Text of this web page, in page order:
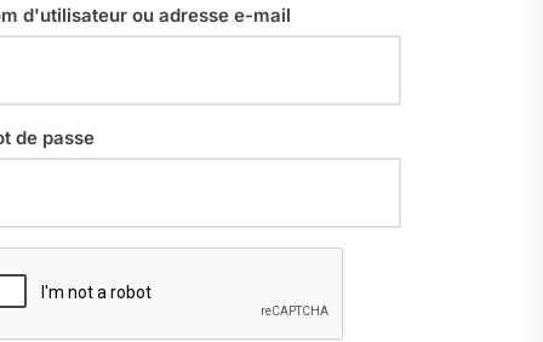
d'utilisateur ou adresse e-mail
de passe